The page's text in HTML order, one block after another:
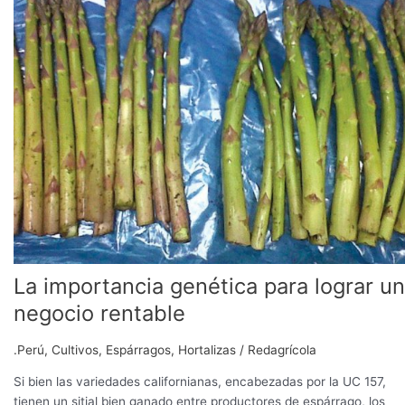
La importancia genética para lograr un
negocio rentable
.Perú, Cultivos, Espárragos, Hortalizas / Redagrícola
Si bien las variedades californianas, encabezadas por la UC 157,
tienen un sitial bien ganado entre productores de espárrago, los
genética
para
lograr
un
negocio
rentable